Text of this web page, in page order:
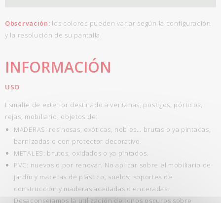
Observación: los colores pueden variar según la configuración
y la resolución de su pantalla.
INFORMACIÓN
USO
Esmalte de exterior destinado a ventanas, postigos, pórticos,
rejas, mobiliario, objetos de:
MADERAS: resinosas, exóticas, nobles… brutas o ya pintadas,
barnizadas o con protector decorativo.
METALES: brutos, oxidados o ya pintados.
PVC: nuevos o por renovar. No aplicar sobre el mobiliario de
jardín y macetas de plástico, suelos, soportes de
construcción y maderas aceitadas o enceradas.
Desaconsejamos la utilización de tonos oscuros sobre